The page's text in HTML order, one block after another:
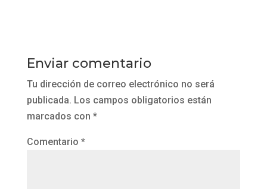
Enviar comentario
Tu dirección de correo electrónico no será
publicada. Los campos obligatorios están
marcados con *
Comentario *